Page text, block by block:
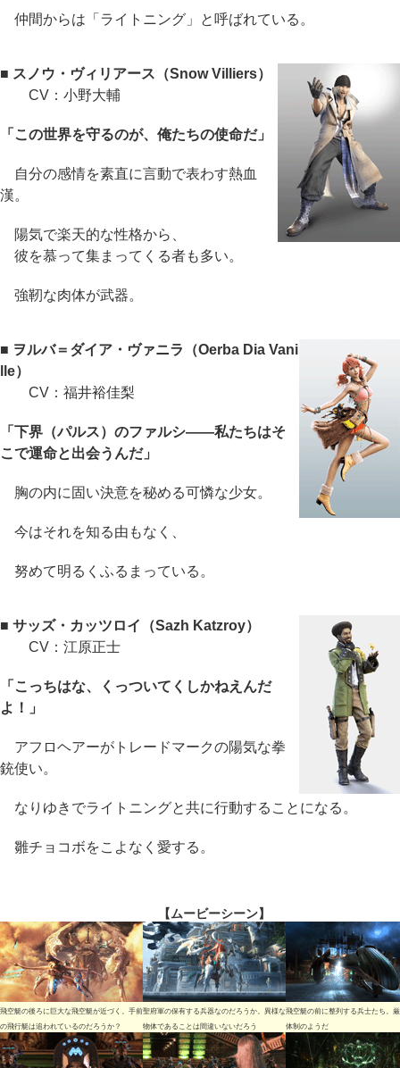
仲間からは「ライトニング」と呼ばれている。
■ スノウ・ヴィリアース（Snow Villiers）
CV：小野大輔
「この世界を守るのが、俺たちの使命だ」
自分の感情を素直に言動で表わす熱血
漢。
陽気で楽天的な性格から、
彼を慕って集まってくる者も多い。
強靭な肉体が武器。
■ ヲルバ＝ダイア・ヴァニラ（Oerba Dia Vani
lle）
CV：福井裕佳梨
「下界（パルス）のファルシ――私たちはそ
こで運命と出会うんだ」
胸の内に固い決意を秘める可憐な少女。
今はそれを知る由もなく、
努めて明るくふるまっている。
■ サッズ・カッツロイ（Sazh Katzroy）
CV：江原正士
「こっちはな、くっついてくしかねえんだ
よ！」
アフロヘアーがトレードマークの陽気な拳
銃使い。
なりゆきでライトニングと共に行動することになる。
雛チョコボをこよなく愛する。
【ムービーシーン】
飛空艇の後ろに巨大な飛空艇が近づく。手前
の飛行艇は追われているのだろうか？
聖府軍の保有する兵器なのだろうか。異様な
物体であることは間違いないだろう
飛空艇の前に整列する兵士たち。
体制のようだ